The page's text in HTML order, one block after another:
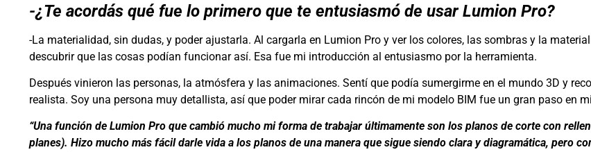
-¿Te acordás qué fue lo primero que te entusiasmó de usar Lumion Pro?
-La materialidad, sin dudas, y poder ajustarla. Al cargarla en Lumion Pro y ver los colores, las sombras y la
descubrir que las cosas podían funcionar así. Esa fue mi introducción al entusiasmo por la herramienta.
Después vinieron las personas, la atmósfera y las animaciones. Sentí que podía sumergirme en el mundo 3D y
realista. Soy una persona muy detallista, así que poder mirar cada rincón de mi modelo BIM fue un gran paso en
“Una función de Lumion Pro que cambió mucho mi forma de trabajar últimamente son los planos de corte con
planes). Hizo mucho más fácil darle vida a los planos de una manera que sigue siendo clara y diagramática, pero